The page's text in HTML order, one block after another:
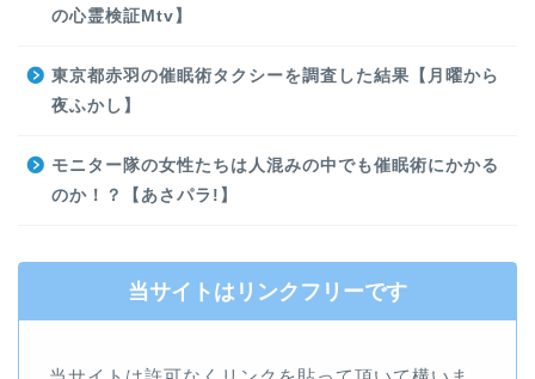
の心霊検証Mtv】
東京都赤羽の催眠術タクシーを調査した結果【月曜から
夜ふかし】
モニター隊の女性たちは人混みの中でも催眠術にかかる
のか！？【あさパラ!】
当サイトはリンクフリーです